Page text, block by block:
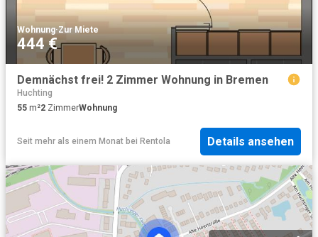
Wohnung·Zur Miete
444 €
Demnächst frei! 2 Zimmer Wohnung in Bremen
Huchting
55 m²2 ZimmerWohnung
Seit mehr als einem Monat bei Rentola Details ansehen